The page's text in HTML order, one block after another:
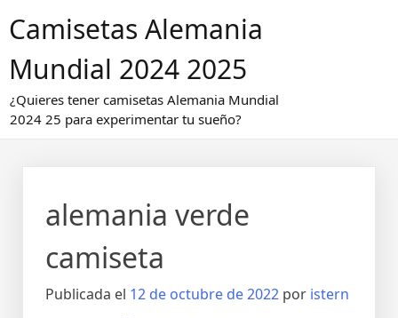
alCamisetas Alemania
Mundial 2024 2025
¿Quieres tener camisetas Alemania Mundial
2024 25 para experimentar tu sueño?
alemania verde
camiseta
Publicada el 12 de octubre de 2022 por istern